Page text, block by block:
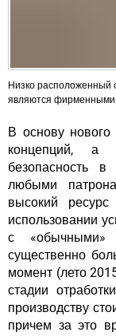
Низко расположенный
являются фирменными
В основу
концепций, а
безопасность
любыми
высокий
использовании
с «обычными»
существенно
момент (лето
стадии
производству
причем за это